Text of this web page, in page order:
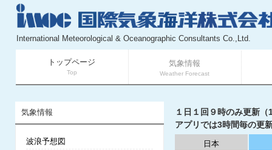
International Meteorological & Oceanographic Consultants Co.,Ltd.
トップページ
Top
気象情報
Weather Forecast
１日１回９時のみ更新
アプリでは3時間毎の更
日本
気象情報
波浪予想図